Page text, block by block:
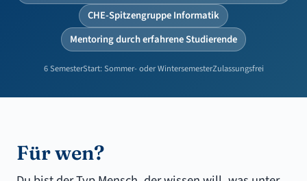
CHE-Spitzengruppe Informatik
Mentoring durch erfahrene Studierende
6 SemesterStart: Sommer- oder WintersemesterZulassungsfrei
Für wen?